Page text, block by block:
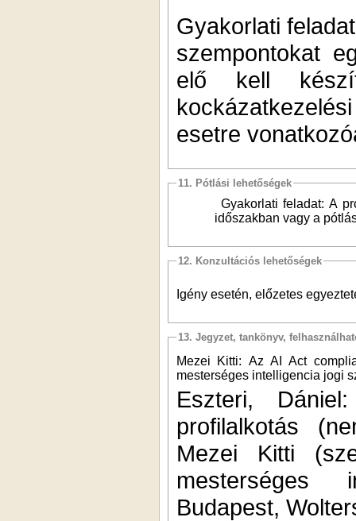
Gyakorlati
szempontokat
elő kell
esetre
11. Pótlási lehetőségek
Gyakorlati feladat: A
időszakban vagy a
12. Konzultációs lehetőségek
Igény esetén, előzetes
13. Jegyzet, tankönyv,
Mezei Kitti: Az AI Act
mesterséges intelligencia jogi
Eszteri,
profilalkotás
Mezei Kitti
mesterséges
Budapest,